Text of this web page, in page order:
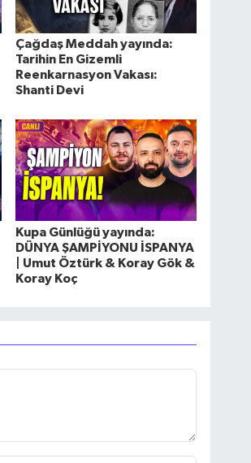
Çağdaş Meddah yayında:
Tarihin En Gizemli
Reenkarnasyon Vakası:
Shanti Devi
Kupa Günlüğü yayında:
DÜNYA ŞAMPİYONU İSPANYA
| Umut Öztürk & Koray Gök &
Koray Koç